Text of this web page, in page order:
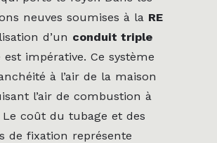
neuves soumises à la RE
d’un conduit triple
est impérative. Ce système
à l’air de la maison
l’air de combustion à
Le coût du tubage et des
de fixation représente